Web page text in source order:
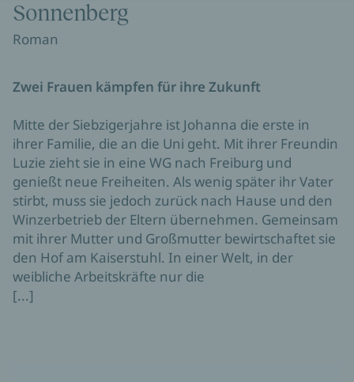
Sonnenberg
Roman
Zwei Frauen kämpfen für ihre Zukunft
Mitte der Siebzigerjahre ist Johanna die erste in
ihrer Familie, die an die Uni geht. Mit ihrer Freundin
Luzie zieht sie in eine WG nach Freiburg und
genießt neue Freiheiten. Als wenig später ihr Vater
stirbt, muss sie jedoch zurück nach Hause und den
Winzerbetrieb der Eltern übernehmen. Gemeinsam
mit ihrer Mutter und Großmutter bewirtschaftet sie
den Hof am Kaiserstuhl. In einer Welt, in der
weibliche Arbeitskräfte nur die
[...]